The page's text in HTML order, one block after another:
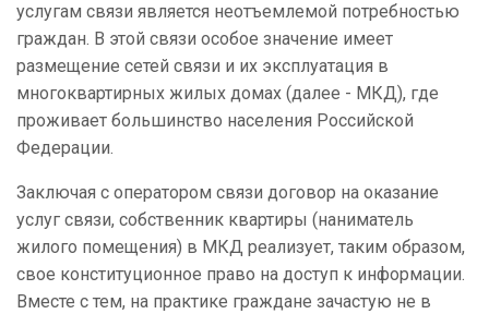
услугам связи является неотъемлемой потребностью
граждан. В этой связи особое значение имеет
размещение сетей связи и их эксплуатация в
многоквартирных жилых домах (далее - МКД), где
проживает большинство населения Российской
Федерации.
Заключая с оператором связи договор на оказание
услуг связи, собственник квартиры (наниматель
жилого помещения) в МКД реализует, таким образом,
свое конституционное право на доступ к информации.
Вместе с тем, на практике граждане зачастую не в